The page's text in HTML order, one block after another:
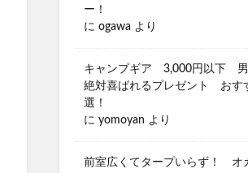
ー！
に ogawa より
キャンプギア 3,000円以下 男
絶対喜ばれるプレゼント おす
選！
に yomoyan より
前室広くてタープいらず！ オ